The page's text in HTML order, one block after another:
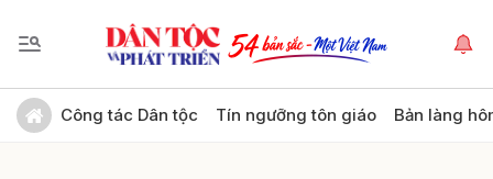
Công tác Dân tộc Tín ngưỡng tôn giáo Bản làng
Gửi bình luận